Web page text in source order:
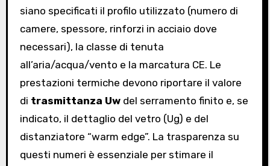
siano specificati il profilo utilizzato (numero di
camere, spessore, rinforzi in acciaio dove
necessari), la classe di tenuta
all’aria/acqua/vento e la marcatura CE. Le
prestazioni termiche devono riportare il valore
di trasmittanza Uwdel serramento finito e, se
indicato, il dettaglio del vetro (Ug) e del
distanziatore “warm edge”. La trasparenza su
questi numeri è essenziale per stimare il